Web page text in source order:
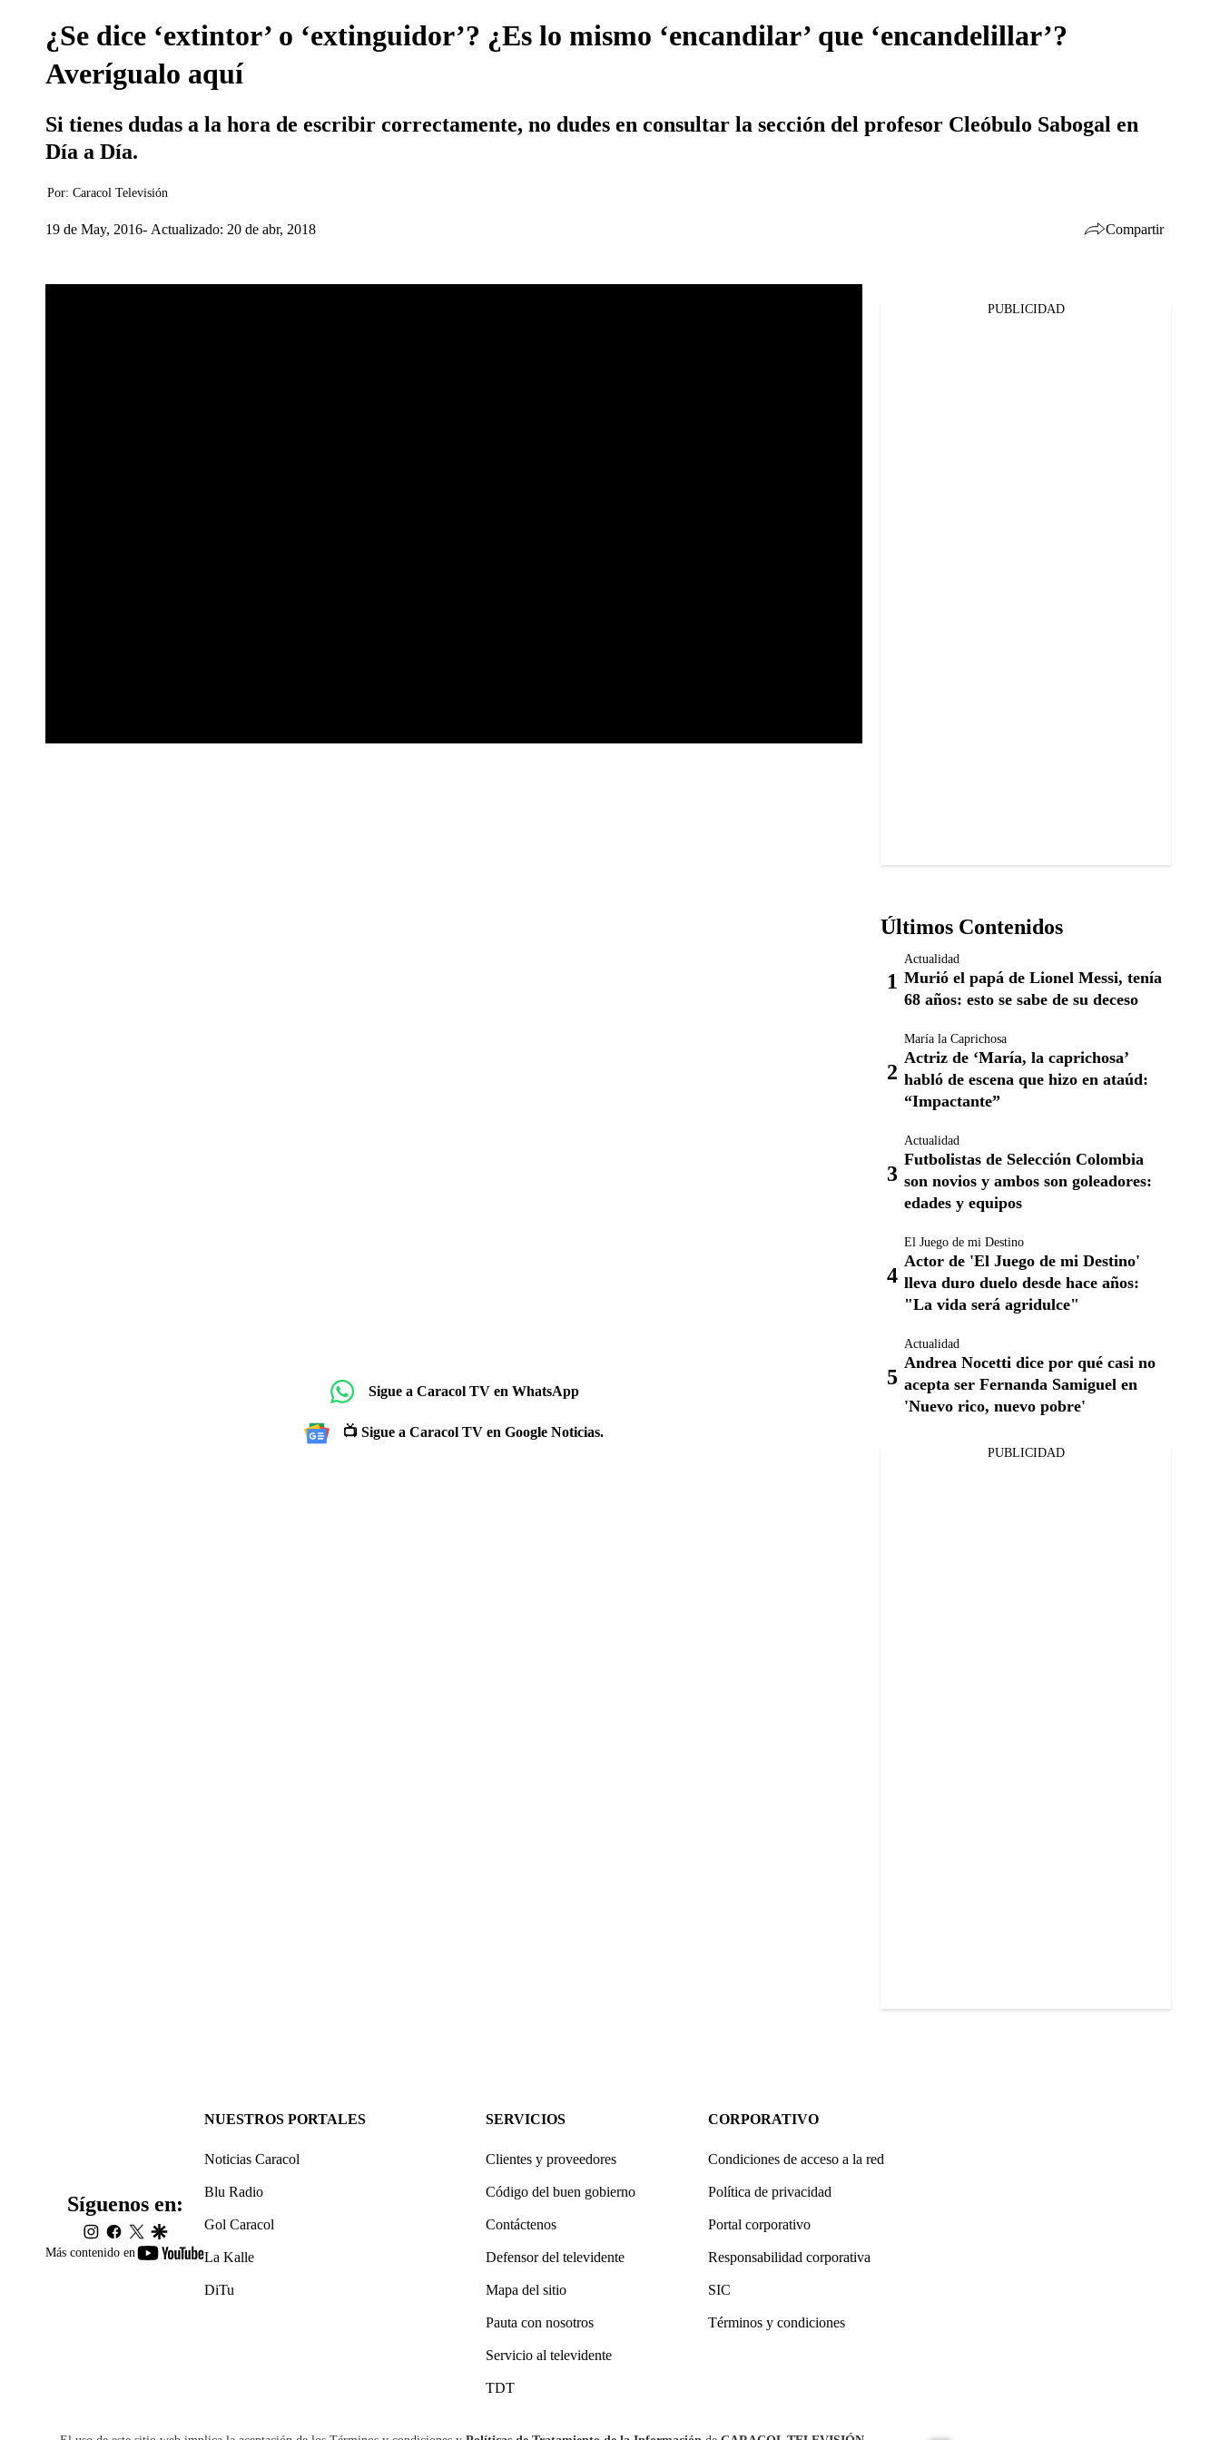
¿Se dice ‘extintor’ o ‘extinguidor’? ¿Es lo mismo ‘encandilar’ que ‘encandelillar’?
Averígualo aquí
Si tienes dudas a la hora de escribir correctamente, no dudes en consultar la sección del profesor Cleóbulo Sabogal en
Día a Día.
Por: Caracol Televisión
19 de May, 2016 Actualizado: 20 de abr, 2018 Compartir
Sigue a Caracol TV en WhatsApp
📺 Sigue a Caracol TV en Google Noticias.
PUBLICIDAD
Últimos Contenidos
Actualidad
Murió el papá de Lionel Messi, tenía
68 años: esto se sabe de su deceso
María la Caprichosa
Actriz de ‘María, la caprichosa’
habló de escena que hizo en ataúd:
“Impactante”
Actualidad
Futbolistas de Selección Colombia
son novios y ambos son goleadores:
edades y equipos
El Juego de mi Destino
Actor de 'El Juego de mi Destino'
lleva duro duelo desde hace años:
"La vida será agridulce"
Actualidad
Andrea Nocetti dice por qué casi no
acepta ser Fernanda Samiguel en
'Nuevo rico, nuevo pobre'
PUBLICIDAD
Más contenido en
youtube-
Síguenos en:
instagram
facebook
twittergoogle
NUESTROS PORTALES
Noticias Caracol
Blu Radio
Gol Caracol
La Kalle
DiTu
SERVICIOS
Clientes y proveedores
Código del buen gobierno
Contáctenos
Defensor del televidente
Mapa del sitio
Pauta con nosotros
Servicio al televidente
TDT
CORPORATIVO
Condiciones de acceso a la red
Política de privacidad
Portal corporativo
Responsabilidad corporativa
SIC
Términos y condiciones